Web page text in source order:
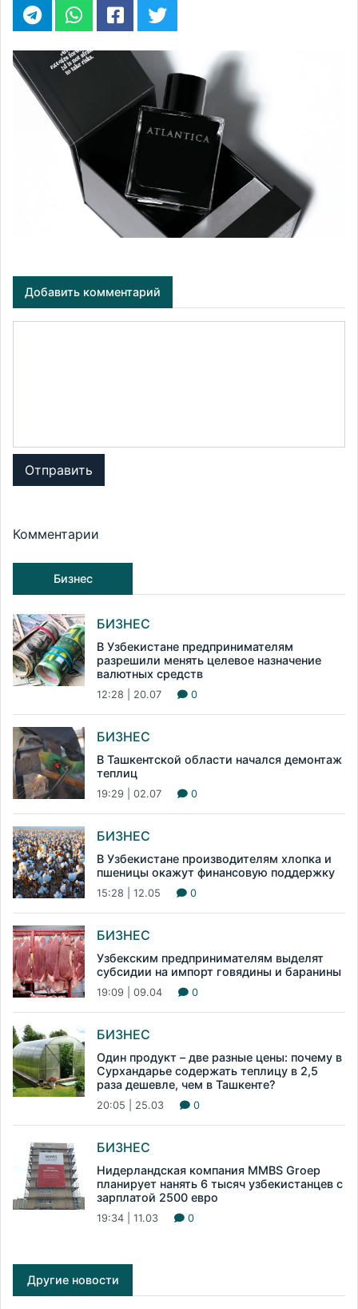
Добавить комментарий
Отправить
Комментарии
Бизнес
БИЗНЕС
В Узбекистане предпринимателям
разрешили менять целевое назначение
валютных средств
12:28 | 20.07 0
БИЗНЕС
В Ташкентской области начался демонтаж
теплиц
19:29 | 02.07 0
БИЗНЕС
В Узбекистане производителям хлопка и
пшеницы окажут финансовую поддержку
15:28 | 12.05 0
БИЗНЕС
Узбекским предпринимателям выделят
субсидии на импорт говядины и баранины
19:09 | 09.04 0
БИЗНЕС
Один продукт – две разные цены: почему в
Сурхандарье содержать теплицу в 2,5
раза дешевле, чем в Ташкенте?
20:05 | 25.03 0
БИЗНЕС
Нидерландская компания MMBS Groep
планирует нанять 6 тысяч узбекистанцев с
зарплатой 2500 евро
19:34 | 11.03 0
Другие новости